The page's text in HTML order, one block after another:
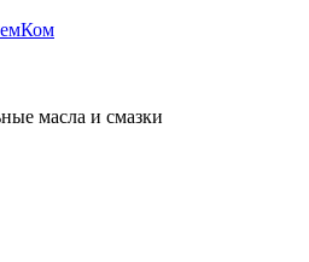
масла и смазки